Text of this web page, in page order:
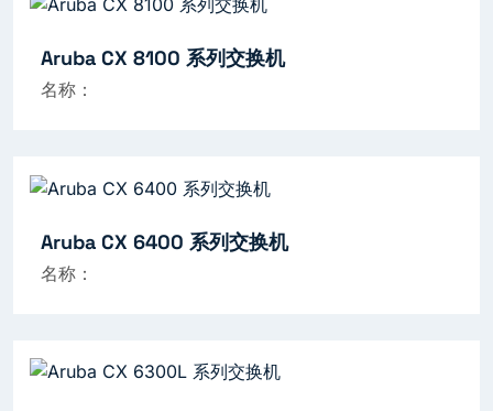
Aruba CX 8100 系列交换机
名称：
Aruba CX 6400 系列交换机
名称：